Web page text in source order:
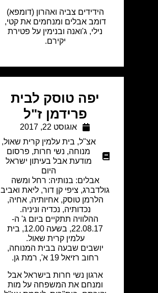
הידידים צביה ואהרון (דומפא)
דומב אבלים ומנחמים את קטי,
נילי, ג'ואנה ובנימין על פטירת
יקירם.
יפה טוסק לבית
פרידמן ז"ל
אוגוסט 22, 2017
אצ"ל, בית עלמין קרית שאול,
מנוחה, נשי חרות, פרסום
מודעת אבל בעיתון ישראל
היום
אבלים: בנותיה: רחל ומשה
גולדברג, ציפי קן דור, ליאת ואביב
הלרמן טוסק, אחיותיה, אחיה,
נכדותיה, נכדיה וניניה.
ההלוויה תתקיים ביום ג' ה-
22.08.17, בשעה 12.00, בית
עלמין קרית שאול.
יושבים שבעה בבית המנוחה,
רחוב רזיאל 19 א', רמת גן.
ארגון נשי חרות בישראל אבל
ומנחם את המשפחה על מות